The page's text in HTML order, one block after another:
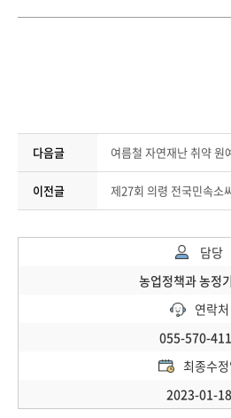
다음글 여름철 자연재난 취약 원
이전글 제27회 의령 전국민속소
담당
농업정책과 농정
연락처
055-570-
최종수정
2023-01-18